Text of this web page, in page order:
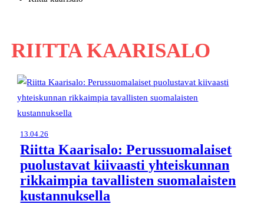
RIITTA KAARISALO
13.04.26
Riitta Kaarisalo: Perussuomalaiset
puolustavat kiivaasti yhteiskunnan
rikkaimpia tavallisten suomalaisten
kustannuksella